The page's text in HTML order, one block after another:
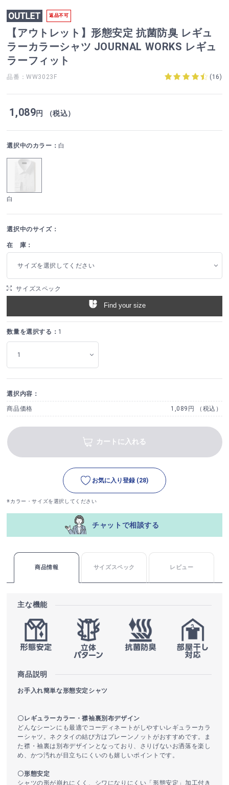
返品不可
【アウトレット】形態安定 抗菌防臭 レギュ
ラーカラーシャツ JOURNAL WORKS レギュ
ラーフィット
品番：WW3023F (16)
1,089円 （税込）
選択中のカラー： 白
白
選択中のサイズ：
在 庫：
サイズを選択してください
サイズスペック
Find your size
数量を選択する： 1
選択内容：
商品価格 1,089円 （税込）
カートに入れる
お気に入り登録 (28)
※カラー・サイズを選択してください
チャットで相談する
商品情報 サイズスペック レビュー
主な機能
商品説明
お手入れ簡単な形態安定シャツ
〇レギュラーカラー・襟袖裏別布デザイン
どんなシーンにも最適でコーディネートがしやすいレギュラーカラ
ーシャツ。ネクタイの結び方はプレーンノットがおすすめです。ま
た襟・袖裏は別布デザインとなっており、さりげないお洒落を楽し
め、かつ汚れが目立ちにくいのも嬉しいポイントです。
〇形態安定
シャツの形が崩れにくく、シワになりにくい「形態安定」加工付き